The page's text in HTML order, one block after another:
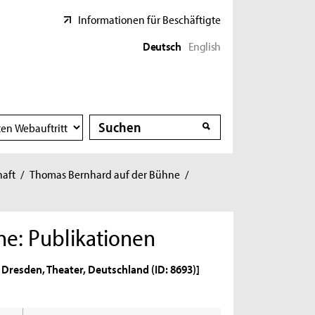
Informationen für Beschäftigte
Deutsch English
Suche
Suche
/ Thomas Bernhard auf der Bühne /
Publikationen
Theater, Deutschland (ID: 8693)]